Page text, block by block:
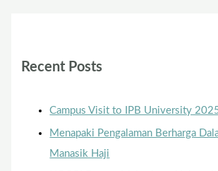
Recent Posts
Campus Visit to IPB University
Menapaki Pengalaman Berharga
Manasik Haji